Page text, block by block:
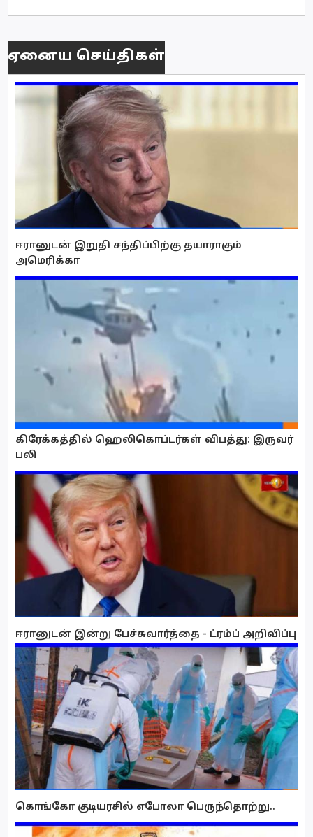
ஏனைய செய்திகள்
ஈரானுடன் இறுதி சந்திப்பிற்கு தயாராகும்
அமெரிக்கா
கிரேக்கத்தில் ஹெலிகொப்டர்கள் விபத்து: இருவர்
பலி
ஈரானுடன் இன்று பேச்சுவார்த்தை - ட்ரம்ப் அறிவிப்பு
கொங்கோ குடியரசில் எபோலா பெருந்தொற்று..